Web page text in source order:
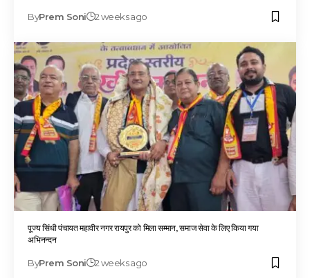
ByPrem Soni 2 weeks ago
पूज्य सिंधी पंचायत महावीर नगर रायपुर को मिला सम्मान, समाज सेवा के लिए किया गया
अभिनन्दन
ByPrem Soni 2 weeks ago